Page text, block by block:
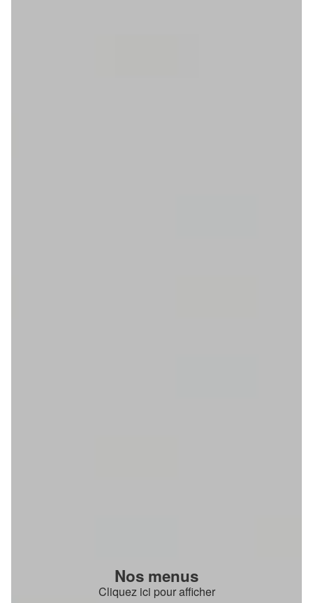
Nos menus
Cliquez ici pour afficher